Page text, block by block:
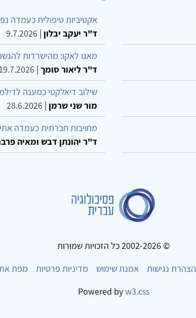
אקטיביות טיפולית כעמדה
ד"ר יעקב יבלון |
9.7.2026
מאגו לאקו: מהישרדות
ד"ר ליאור סומך |
שילוב דיאלקטי כמענה
מור שני שרמן |
28.6.2026
מחויבות חברתית כעמדה
ד"ר יהונתן דבש ומאיה
© 2002-2026 כל הזכויות שמורות
הצהרת נגישות אמנת שימוש מדיניות פרטיות
מפת
Powered byw3.css